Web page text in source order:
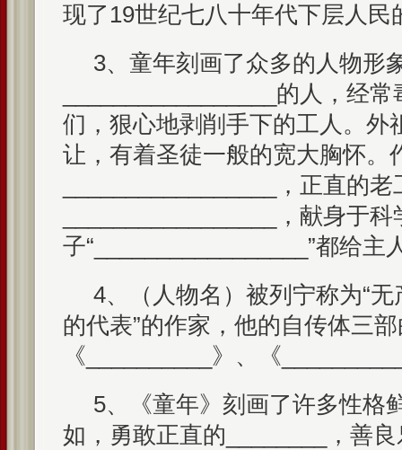
现了19世纪七八十年代下层人民
3、童年刻画了众多的人物形
_________________的人，经
们，狠心地剥削手下的工人。外
让，有着圣徒一般的宽大胸怀。
_________________，正直的老
_________________，献身于
子“_________________”都给主
4、（人物名）被列宁称为“
的代表”的作家，他的自传体三
《__________》、《
5、《童年》刻画了许多性格
如，勇敢正直的________，善